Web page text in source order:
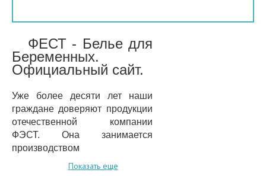
ФЕСТ - Белье для
Беременных.
Официальный сайт.
Уже более десяти лет наши
граждане доверяют продукции
отечественной компании
ФЭСТ. Она занимается
производством
первоклассного нижнего белья,
Показать еще